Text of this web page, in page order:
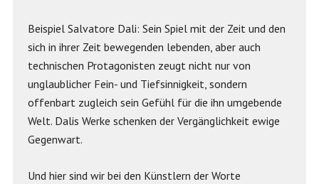
Beispiel Salvatore Dali: Sein Spiel mit der Zeit und den
sich in ihrer Zeit bewegenden lebenden, aber auch
technischen Protagonisten zeugt nicht nur von
unglaublicher Fein- und Tiefsinnigkeit, sondern
offenbart zugleich sein Gefühl für die ihn umgebende
Welt. Dalis Werke schenken der Vergänglichkeit ewige
Gegenwart.
Und hier sind wir bei den Künstlern der Worte